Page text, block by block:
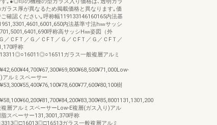
ラス厚が異なるため掲載価格と異なります｡価
確認ください｡呼称幅119133146160165内法基
内法基準寸法h㎜サッシ
呼称高サッシH㎜姿図（外
／ＣFＴ／Ｇ／ＣFＴ／Ｇ／ＣFＴ／Ｇ／ＣFＴ／
呼称
ガラス一般複層アルミ
アルミスペーサー
樹
層アルミスペーサーLow-E複層(ガス入り)アル
脂スペーサー131,3001,370呼称
ガラス一般複層アルミ